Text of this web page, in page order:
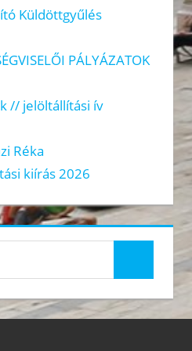
Küldöttgyűlés
PÁLYÁZATOK
// jelöltállítási ív
Réka
kiírás 2026